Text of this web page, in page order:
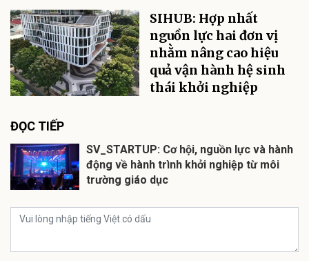
SIHUB: Hợp nhất
nguồn lực hai đơn vị
nhằm nâng cao hiệu
quả vận hành hệ sinh
thái khởi nghiệp
ĐỌC TIẾP
SV_STARTUP: Cơ hội, nguồn lực và hành
động về hành trình khởi nghiệp từ môi
trường giáo dục